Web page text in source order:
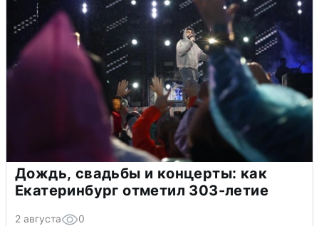
Дождь, свадьбы и концерты: как
Екатеринбург отметил 303-летие
2 августа 0